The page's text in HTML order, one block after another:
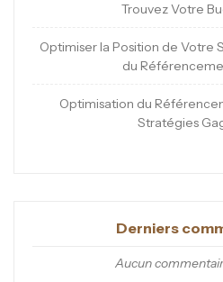
Trouvez Votre
Optimiser la Position de Votre
du
Optimisation du
Stratégies
Derniers
Aucun